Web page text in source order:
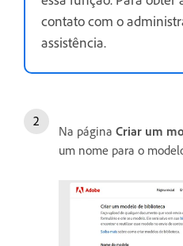
contato com o
assistência.
Na página Criar um
um nome para o